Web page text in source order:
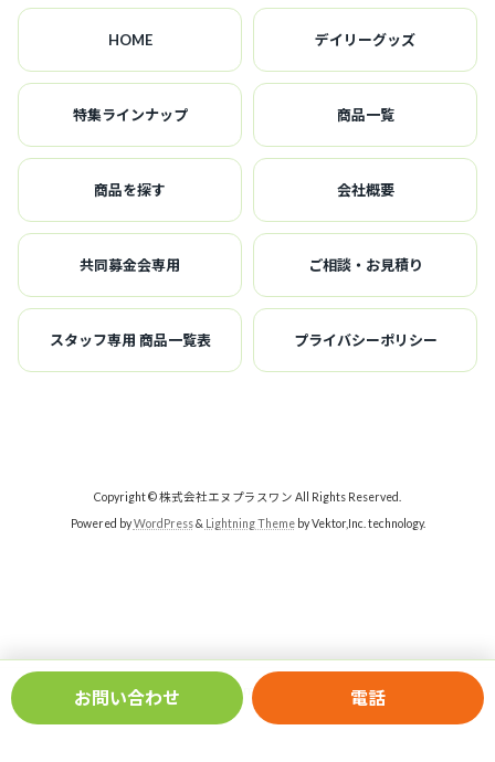
HOME デイリーグッズ
特集ラインナップ 商品一覧
商品を探す 会社概要
共同募金会専用 ご相談・お見積り
スタッフ専用 商品一覧表 プライバシーポリシー
Copyright © 株式会社エヌプラスワン All Rights Reserved.
Powered byWordPress& Lightning Themeby Vektor,Inc. technology.
お問い合わせ 電話
novelty-management-system © 2026 wordpress-tips.net